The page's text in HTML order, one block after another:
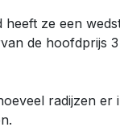
heeft ze een
de hoofdprijs
radijzen er